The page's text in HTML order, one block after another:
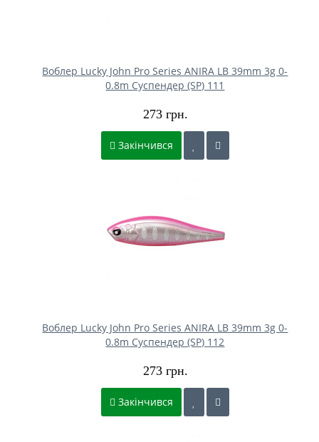
Воблер Lucky John Pro Series ANIRA LB 39mm 3g 0-
0.8m Cуспендер (SP) 111
273 грн.
Закінчився
Воблер Lucky John Pro Series ANIRA LB 39mm 3g 0-
0.8m Cуспендер (SP) 112
273 грн.
Закінчився